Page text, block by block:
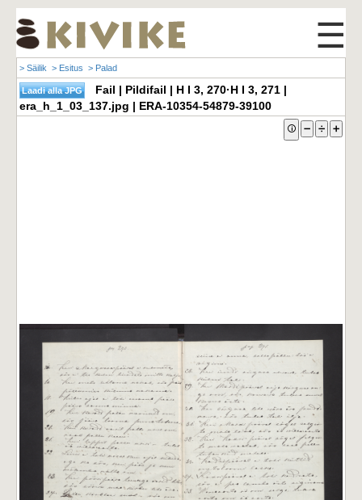
☰
> Säilik > Esitus > Palad
Fail | Pildifail | H I 3, 270·H I 3, 271 |
era_h_1_03_137.jpg | ERA-10354-54879-39100